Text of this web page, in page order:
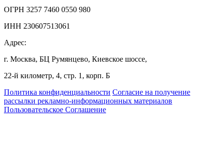
ОГРН 3257 7460 0550 980
ИНН 230607513061
Адрес:
г. Москва, БЦ Румянцево, Киевское шоссе,
22-й километр, 4, стр. 1, корп. Б
Политика конфиденциальности Согласие на получение
рассылки рекламно-информационных материалов
Пользовательское Соглашение